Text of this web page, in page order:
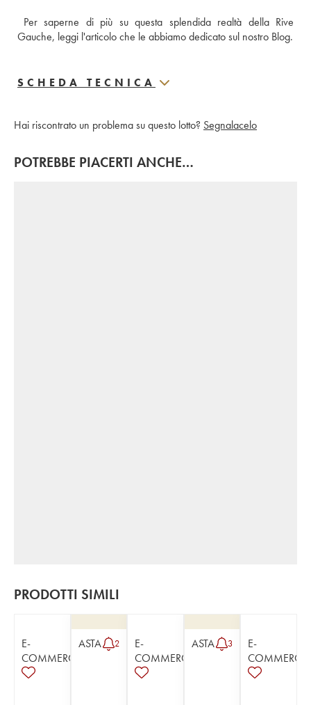
Per saperne di più su questa splendida realtà della Rive
Gauche, leggi l'articolo che le abbiamo dedicato sul nostro Blog.
SCHEDA TECNICA
Hai riscontrato un problema su questo lotto? Segnalacelo
POTREBBE PIACERTI ANCHE…
PRODOTTI SIMILI
E-
COMMERCE
ASTA 2
E-
COMMERCE
ASTA 3
E-
COMMERCE